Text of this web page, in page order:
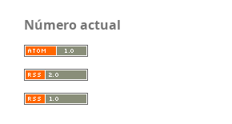
Número actual